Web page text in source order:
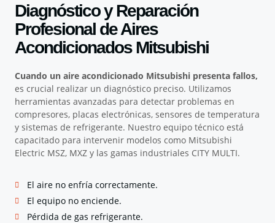
Diagnóstico y Reparación
Profesional de Aires
Acondicionados Mitsubishi
Cuando un aire acondicionado Mitsubishi presenta fallos,
es crucial realizar un diagnóstico preciso. Utilizamos
herramientas avanzadas para detectar problemas en
compresores, placas electrónicas, sensores de temperatura
y sistemas de refrigerante. Nuestro equipo técnico está
capacitado para intervenir modelos como Mitsubishi
Electric MSZ, MXZ y las gamas industriales CITY MULTI.
El aire no enfría correctamente.
El equipo no enciende.
Pérdida de gas refrigerante.